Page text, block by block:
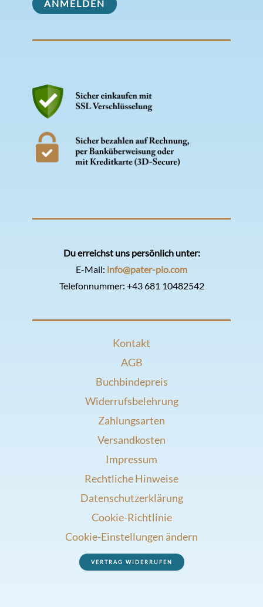
Du erreichst uns persönlich unter:
E-Mail: info@pater-pio.com
Telefonnummer: +43 681 10482542
Kontakt
AGB
Buchbindepreis
Widerrufsbelehrung
Zahlungsarten
Versandkosten
Impressum
Rechtliche Hinweise
Datenschutzerklärung
Cookie-Richtlinie
Cookie-Einstellungen ändern
VERTRAG WIDERRUFEN